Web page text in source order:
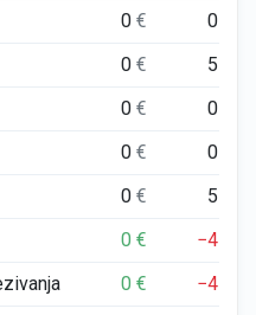
0€ 0
0€ 5
0€ 0
0€ 0
0€ 5
0€ −4
0€ −4